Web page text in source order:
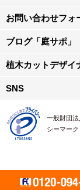
お問い合わせフォ
ブログ「庭サポ」
植木カットデザイ
SNS
一般財団
シーマーク